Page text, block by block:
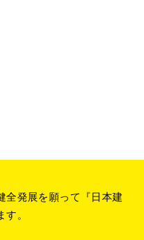
全発展を願って『 日本建
す。